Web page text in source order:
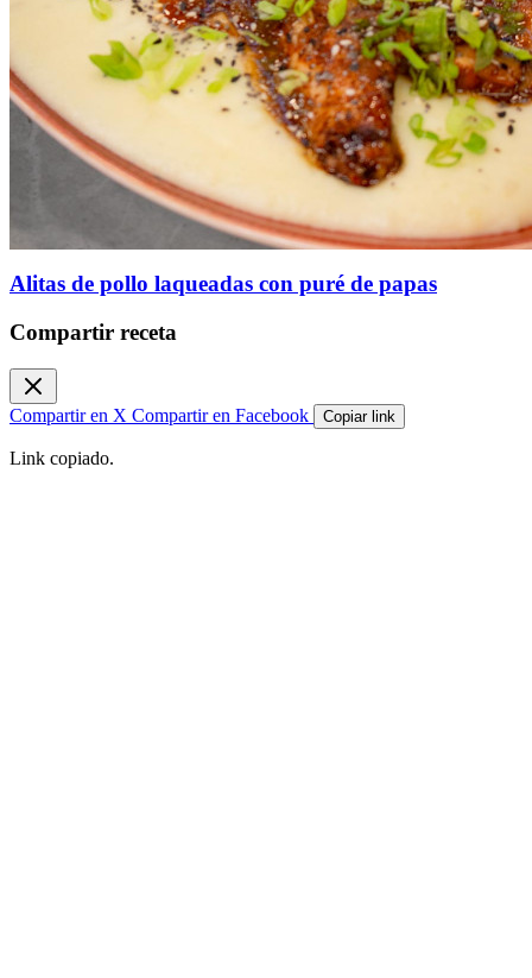
Alitas de pollo laqueadas con puré de papas
Compartir receta
Compartir en X Compartir en Facebook Copiar link
Link copiado.